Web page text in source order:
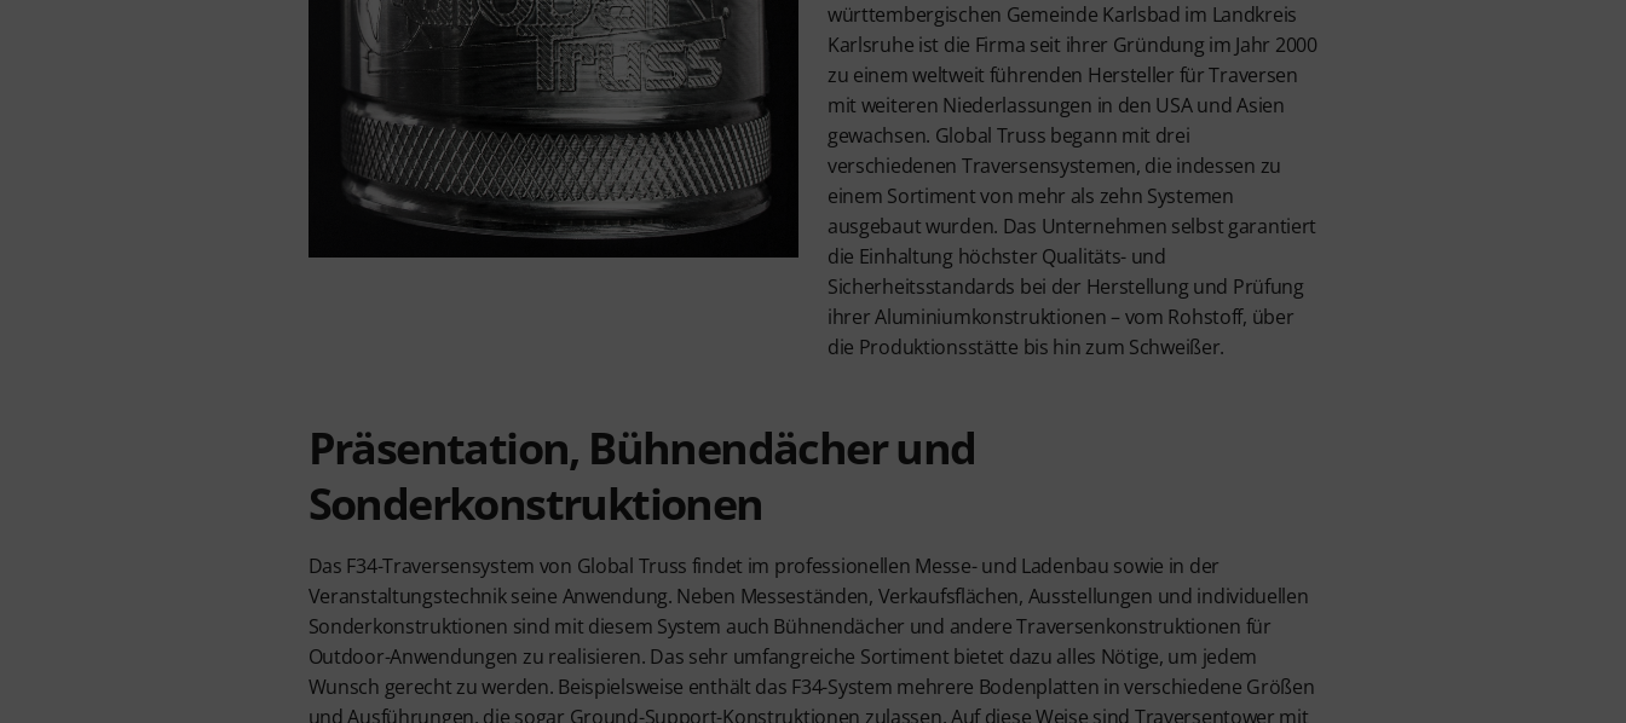
württembergischen Gemeinde Karlsbad im Landkreis
Karlsruhe ist die Firma seit ihrer Gründung im Jahr 2000
zu einem weltweit führenden Hersteller für Traversen
mit weiteren Niederlassungen in den USA und Asien
gewachsen. Global Truss begann mit drei
verschiedenen Traversensystemen, die indessen zu
einem Sortiment von mehr als zehn Systemen
ausgebaut wurden. Das Unternehmen selbst garantiert
die Einhaltung höchster Qualitäts- und
Sicherheitsstandards bei der Herstellung und Prüfung
ihrer Aluminiumkonstruktionen – vom Rohstoff, über
die Produktionsstätte bis hin zum Schweißer.
Präsentation, Bühnendächer und
Sonderkonstruktionen
Das F34-Traversensystem von Global Truss findet im professionellen Messe- und Ladenbau sowie in der
Veranstaltungstechnik seine Anwendung. Neben Messeständen, Verkaufsflächen, Ausstellungen und individuellen
Sonderkonstruktionen sind mit diesem System auch Bühnendächer und andere Traversenkonstruktionen für
Outdoor-Anwendungen zu realisieren. Das sehr umfangreiche Sortiment bietet dazu alles Nötige, um jedem
Wunsch gerecht zu werden. Beispielsweise enthält das F34-System mehrere Bodenplatten in verschiedene Größen
und Ausführungen, die sogar Ground-Support-Konstruktionen zulassen. Auf diese Weise sind Traversentower mit